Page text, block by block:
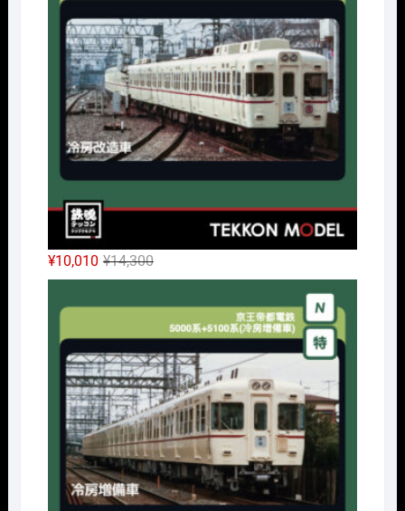
¥32,450
で
し
た。
は
¥24,338
で
す。
¥14,300元
の
価
¥14,300
で
し
た。
¥10,010
現
在
の
は
¥10,010
で
す。